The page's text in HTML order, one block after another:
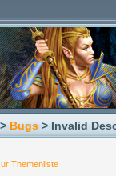
> Bugs > Invalid
Themenliste